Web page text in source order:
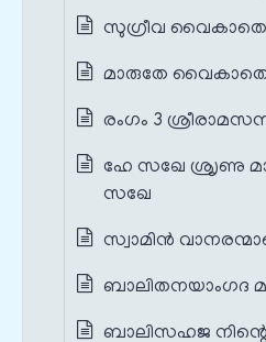
സുഗ്രീവ വൈകാതെ
മാരുതേ
രംഗം 3
ഹേ സഖേ ശ്രൃണു
സഖേ
സ്വാമിന്‍
ബാലിതനയാംഗദ
ബാലിസഹജ നിന്റെ